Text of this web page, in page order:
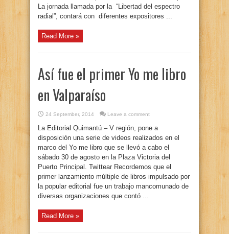
La jornada llamada por la “Libertad del espectro
radial”, contará con diferentes expositores ...
Read More »
Así fue el primer Yo me libro
en Valparaíso
24 September, 2014 Leave a comment
La Editorial Quimantú – V región, pone a
disposición una serie de videos realizados en el
marco del Yo me libro que se llevó a cabo el
sábado 30 de agosto en la Plaza Victoria del
Puerto Principal. Twittear Recordemos que el
primer lanzamiento múltiple de libros impulsado por
la popular editorial fue un trabajo mancomunado de
diversas organizaciones que contó ...
Read More »